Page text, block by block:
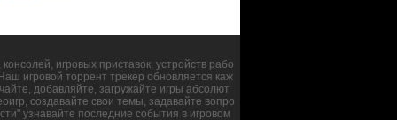
игровых приставок, устройств рабо
игровой торрент трекер обновляется каж
добавляйте, загружайте игры абсолют
создавайте свои темы, задавайте вопро
узнавайте последние события в игровом